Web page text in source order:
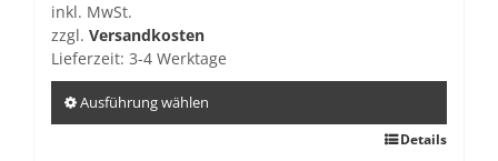
der
Produktseite
werden
inkl. MwSt.
zzgl. Versandkosten
Lieferzeit: 3-4 Werktage
Ausführung wählen
Details